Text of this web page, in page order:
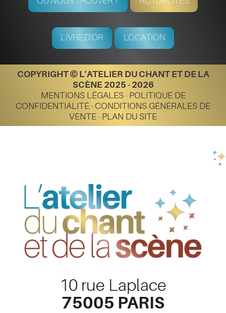
LIVRE D'OR LOCATION
COPYRIGHT © L'ATELIER DU CHANT ET DE LA
SCÈNE 2025 - 2026
MENTIONS LÉGALES-POLITIQUE DE
CONFIDENTIALITÉ- CONDITIONS GÉNÉRALES DE
VENTE-PLAN DU SITE
10 rue Laplace
75005 PARIS